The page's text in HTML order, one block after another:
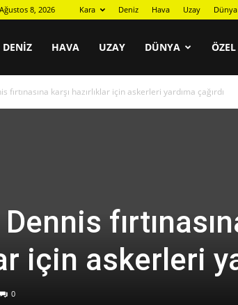
8, 2026 Kara Deniz Hava Uzay Dünya
DENIZ HAVA UZAY DÜNYA
fırtınasına karşı hazırlıklar için askerleri yardıma çağırdı
için askerleri
0